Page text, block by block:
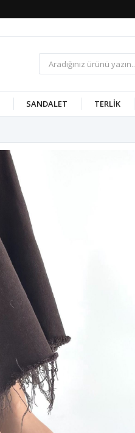
SANDALET TERLIK